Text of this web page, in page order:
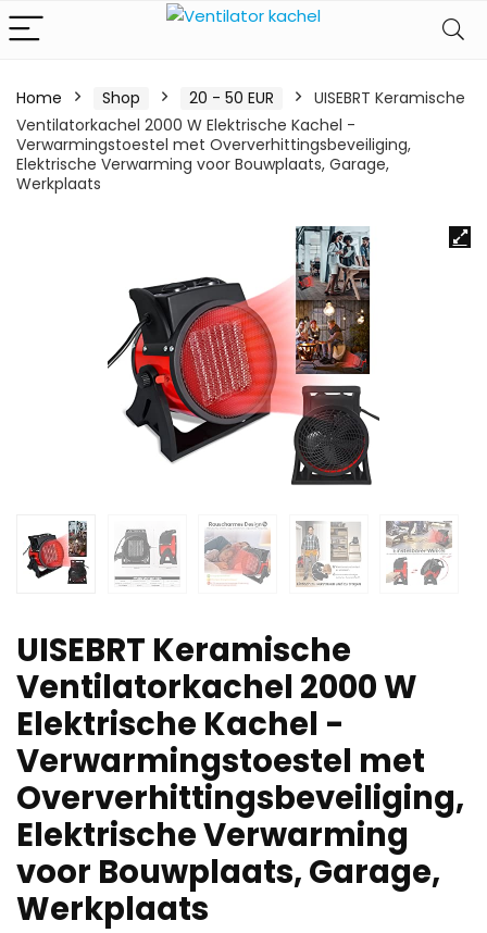
Home Shop 20 - 50 EUR
UISEBRT Keramische
Ventilatorkachel 2000 W Elektrische Kachel -
Verwarmingstoestel met Oververhittingsbeveiliging,
Elektrische Verwarming voor Bouwplaats, Garage,
Werkplaats
UISEBRT Keramische
Ventilatorkachel 2000 W
Elektrische Kachel -
Verwarmingstoestel met
Oververhittingsbeveiliging,
Elektrische Verwarming
voor Bouwplaats, Garage,
Werkplaats